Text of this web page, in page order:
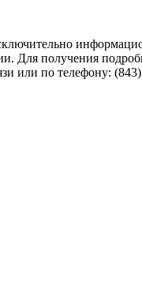
Для получения
или по телефону: